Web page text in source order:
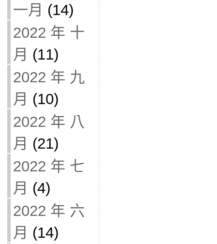
一月 (14)
2022 年 十
月 (11)
2022 年 九
月 (10)
2022 年 八
月 (21)
2022 年 七
月 (4)
2022 年 六
月 (14)